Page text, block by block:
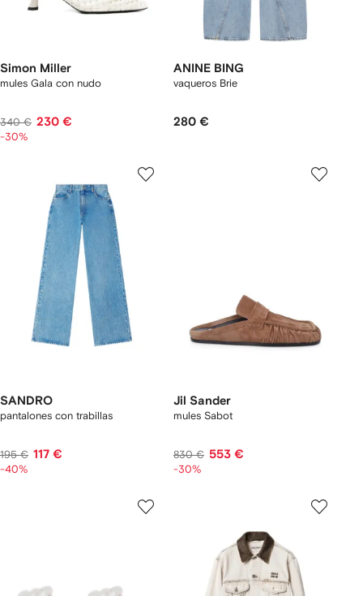
Simon Miller
mules Gala con nudo
340 € 230 €
-30%
ANINE BING
vaqueros Brie
280 €
SANDRO
pantalones con trabillas
195 € 117 €
-40%
Jil Sander
mules Sabot
830 € 553 €
-30%